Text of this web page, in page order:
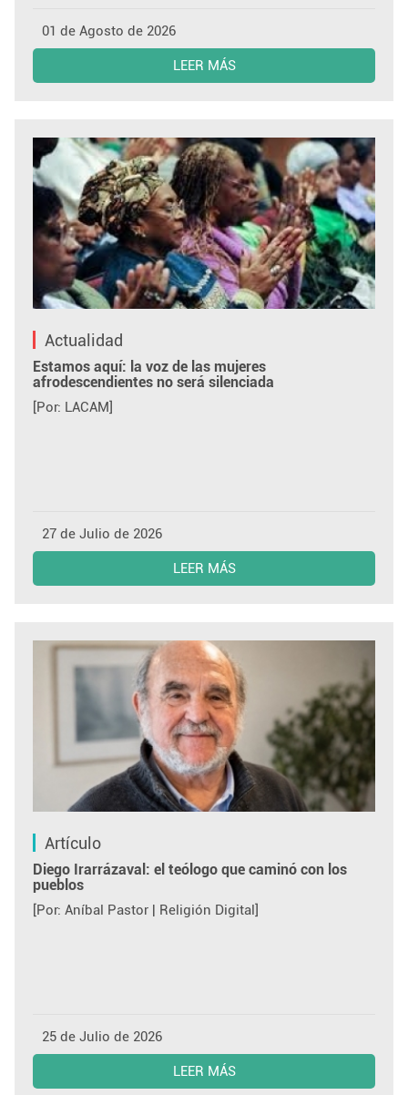
01 de Agosto de 2026
LEER MÁS
Actualidad
Estamos aquí: la voz de las mujeres
afrodescendientes no será silenciada
[Por: LACAM]
27 de Julio de 2026
LEER MÁS
Artículo
Diego Irarrázaval: el teólogo que caminó con los
pueblos
[Por: Aníbal Pastor | Religión Digital]
25 de Julio de 2026
LEER MÁS